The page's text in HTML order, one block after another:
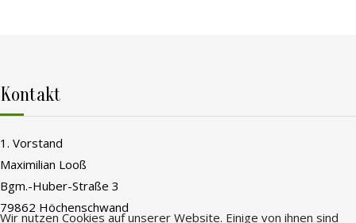
Kontakt
1. Vorstand
Maximilian Looß
Bgm.-Huber-Straße 3
79862 Höchenschwand
Wir nutzen Cookies auf unserer Website. Einige von ihnen sind